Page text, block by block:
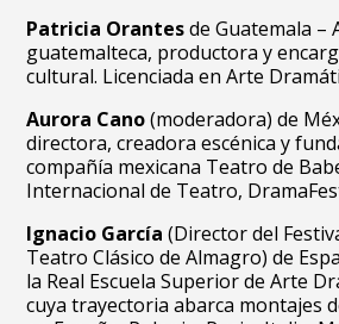
Patricia Orantesde Guatemala –
guatemalteca, productora y
cultural. Licenciada en Arte
Aurora Cano(moderadora) de
directora, creadora escénica y
compañía mexicana Teatro de
Internacional de Teatro,
Ignacio García (Director del
Teatro Clásico de Almagro) de
la Real Escuela Superior de Arte
cuya trayectoria abarca montajes